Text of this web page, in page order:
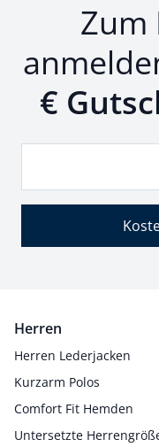
Zum
€
Herren
Herren Lederjacken
Kurzarm Polos
Comfort Fit Hemden
Untersetzte